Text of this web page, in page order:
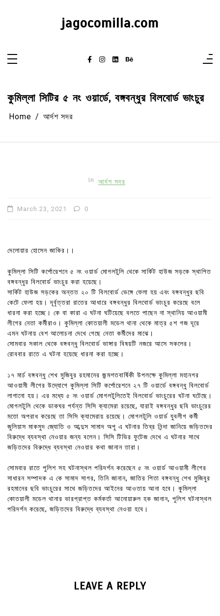
jagocomilla.com
কুমিল্লা সিটির ৫ নং ওয়ার্ডে, বঙ্গবন্ধুর বিলবোর্ড ভাংচুর
Home আর্দশ সদর
In আর্দশ সদর
March 23, 2021 0
দেলোয়ার হোসেন জাকির।।
কুমিল্লা সিটি কর্পোরেশনে ৫ নং ওয়ার্ড মোগলটুলি থেকে সার্কিট হাউজ সড়কে স্থাপিত
বঙ্গবন্ধুর বিলবোর্ড ভাংচুর করা হয়েছে।
সার্কিট হাউজ সড়কের অন্তত ২০ টি বিলবোর্ড ভেঙ্গে ফেলা হয় এবং বঙ্গবন্ধুর ছবি
কেটে ফেলা হয়। দূর্বৃত্তরা রাতের আধারে বঙ্গবন্ধুর বিলবোর্ড ভাংচুর করেছে বলে
ধারনা করা হচ্ছে। কে বা কারা এ ঘটনা ঘটিয়েছে বলতে পাছেন না স্থানিয় আওয়ামী
লীগের নেতা কর্মীরাও। কুমিল্লা কোতয়ালী মডেল থানা থেকে মাত্র ৫শ গজ দূরে
এমন ঘটনায় বেশ আলোচনা দেখে গেছে নেতা কর্মীদের মাঝে।
সোমবার সকাল থেকে বঙ্গবন্ধু বিলবোর্ড ভাঙ্গার বিষয়টি নজরে আসে সকলের।
রোববার রাতে এ ঘটনা হয়েছে ধারনা করা হচ্ছে।
১৭ মার্চ বঙ্গবন্ধু শেখ মুজিবুর রহমানের জন্মশতবার্ষিকী উপলক্ষে কুমিল্লা মহানগর
আওয়ামী লীগের উদ্যোগে কুমিল্লা সিটি কর্পোরেশনে ২৭ টি ওয়ার্ডে বঙ্গবন্ধু বিলবোর্ড
লাগানো হয়। এর মধ্যে ৫ নং ওয়ার্ড মোগলটুলিতেই বিলবোর্ড ভাংচুরের ঘটনা ঘটেছে।
মোগলটুলি থেকে ডাকঘর পর্যন্ত সিসি ক্যামেরা রয়েছে, যারাই বঙ্গবন্ধুর ছবি ভাংচুরের
মতো অপরাধ করেছে তা সিসি ক্যামেরায় রয়েছে। মোগলটুলি ওয়ার্ড যুবলীগ কর্মী
জুলিয়াস মাকসুদ জ্যোতি ও আব্দুস সামাদ অপু এ ঘটনার তিব্র নিন্দা জানিয়ে জড়িতদের
বিরুদ্ধে ব্যবস্থা নেওয়ার জন্য বলেন। সিসি টিভির ফুটেজ দেখে এ ঘটনার সাথে
জড়িতদের বিরুদ্ধে ব্যবস্থা নেওয়ার কথা জানান তারা।
সোমবার রাতে পুলিশ সহ ঘটনাস্থল পরিদর্শন করেছেন ৫ নং ওয়ার্ড আওয়ামী লীগের
সাধারন সম্পাদক এ কে সামাদ সাগর, তিনি জানান, জাতির পিতা বঙ্গবন্ধু শেখ মুজিবুর
রহমানের ছবি ভাংচুরের সাথে জড়িতদের আইনের আওতায় আনা হবে। কুমিল্লা
কোতয়ালী মডেল থানার ভারপ্রাপ্ত কর্মকর্তা আনোয়ারুল হক জানান, পুলিশ ঘটনাস্থল
পরিদর্শন করেছে, জড়িতদের বিরুদ্ধে ব্যবস্থা নেওয়া হবে।
LEAVE A REPLY